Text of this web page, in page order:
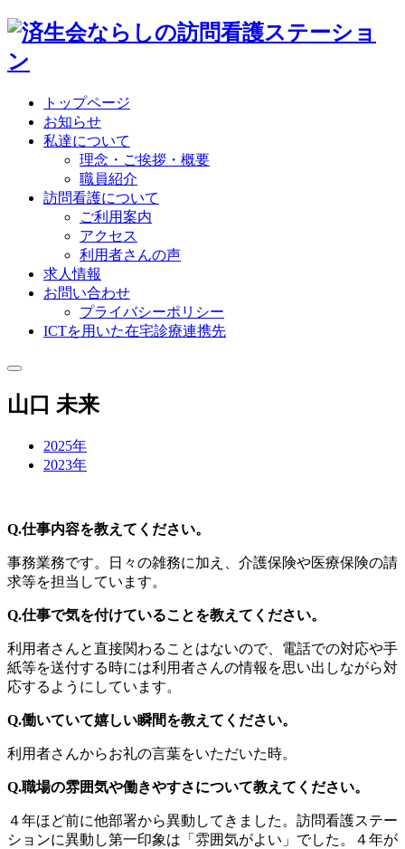
トップページ
お知らせ
私達について
理念・ご挨拶・概要
職員紹介
訪問看護について
ご利用案内
アクセス
利用者さんの声
求人情報
お問い合わせ
プライバシーポリシー
ICTを用いた在宅診療連携先
山口 未来
2025年
2023年
Q.仕事内容を教えてください。
事務業務です。日々の雑務に加え、介護保険や医療保険の請
求等を担当しています。
Q.仕事で気を付けていることを教えてください。
利用者さんと直接関わることはないので、電話での対応や手
紙等を送付する時には利用者さんの情報を思い出しながら対
応するようにしています。
Q.働いていて嬉しい瞬間を教えてください。
利用者さんからお礼の言葉をいただいた時。
Q.職場の雰囲気や働きやすさについて教えてください。
４年ほど前に他部署から異動してきました。訪問看護ステー
ションに異動し第一印象は「雰囲気がよい」でした。４年が